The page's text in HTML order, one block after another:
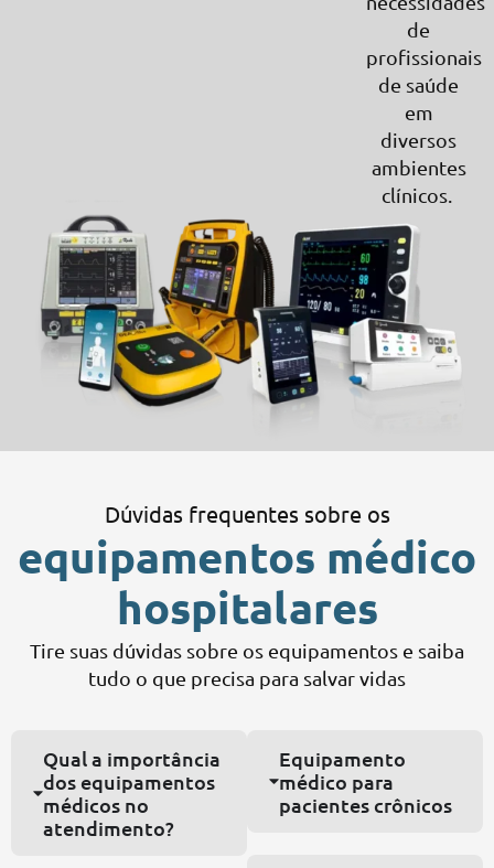
de
profissionais
de saúde
em
diversos
ambientes
clínicos.
Dúvidas frequentes sobre os
equipamentos médico
hospitalares
Tire suas dúvidas sobre os equipamentos e saiba
tudo o que precisa para salvar vidas
Qual a importância
dos equipamentos
médicos no
atendimento?
Equipamento
médico para
pacientes crônicos